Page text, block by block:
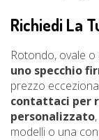
Richiedi La
Rotondo, ovale
uno specchio
prezzo
contattaci per
personalizzato
modelli o una